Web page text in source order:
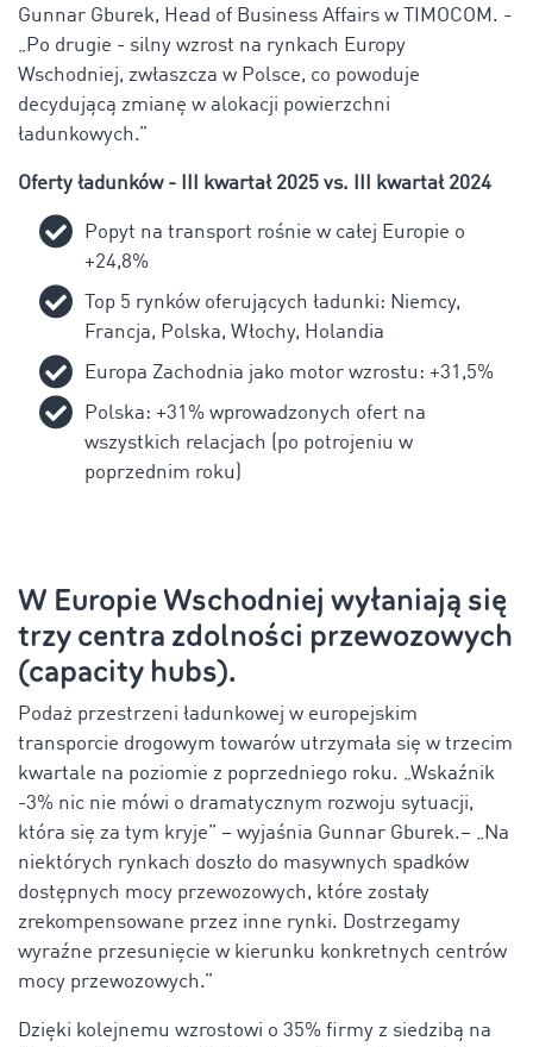
Gunnar Gburek, Head of Business Affairs w TIMOCOM. -
„Po drugie - silny wzrost na rynkach Europy
Wschodniej, zwłaszcza w Polsce, co powoduje
decydującą zmianę w alokacji powierzchni
ładunkowych.”
Oferty ładunków - III kwartał 2025 vs. III kwartał 2024
Popyt na transport rośnie w całej Europie o
+24,8%
Top 5 rynków oferujących ładunki: Niemcy,
Francja, Polska, Włochy, Holandia
Europa Zachodnia jako motor wzrostu: +31,5%
Polska: +31% wprowadzonych ofert na
wszystkich relacjach (po potrojeniu w
poprzednim roku)
W Europie Wschodniej wyłaniają się
trzy centra zdolności przewozowych
(capacity hubs).
Podaż przestrzeni ładunkowej w europejskim
transporcie drogowym towarów utrzymała się w trzecim
kwartale na poziomie z poprzedniego roku. „Wskaźnik
-3% nic nie mówi o dramatycznym rozwoju sytuacji,
która się za tym kryje” – wyjaśnia Gunnar Gburek.– „Na
niektórych rynkach doszło do masywnych spadków
dostępnych mocy przewozowych, które zostały
zrekompensowane przez inne rynki. Dostrzegamy
wyraźne przesunięcie w kierunku konkretnych centrów
mocy przewozowych.”
Dzięki kolejnemu wzrostowi o 35% firmy z siedzibą na